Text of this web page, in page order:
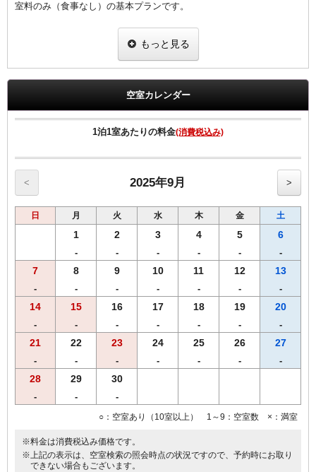
室料のみ（食事なし）の基本プランです。
ご宿泊者様専用の大浴場をご利用いただけます。
もっと見る
空室カレンダー
1泊1室あたりの料金(消費税込み)
< 2025年9月 >
日 月 火 水 木 金 土
1
-
2
-
3
-
4
-
5
-
6
-
7
-
8
-
9
-
10
-
11
-
12
-
13
-
14
-
15
-
16
-
17
-
18
-
19
-
20
-
21
-
22
-
23
-
24
-
25
-
26
-
27
-
28
-
29
-
30
-
○：空室あり（10室以上） 1～9：空室数 ×：満室
※料金は消費税込み価格です。
※上記の表示は、空室検索の照会時点の状況ですので、予約時にお取り
できない場合もございます。